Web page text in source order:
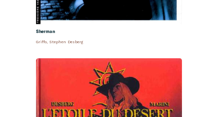
Sherman
Griffo Stephen Desberg